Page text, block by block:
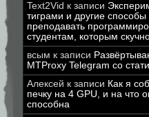
Text2Vid к записи
тиграми и другие способы
преподавать
студентам, которым
всым к записи
MTProxy Telegram со
Алексей к записи Как я
печку на 4 GPU, и на что
способна